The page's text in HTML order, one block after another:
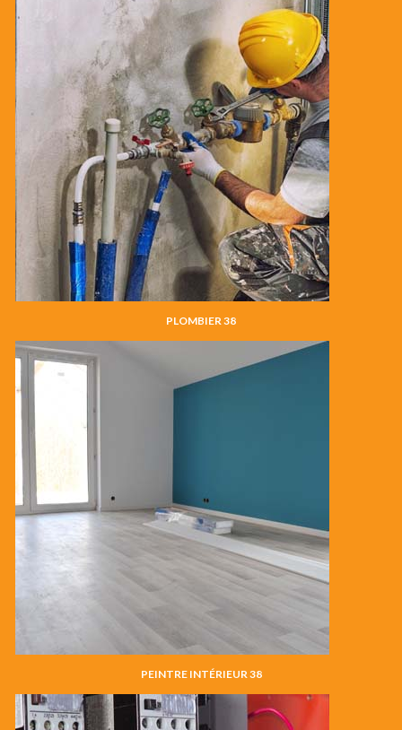
PLOMBIER 38
PEINTRE INTÉRIEUR 38